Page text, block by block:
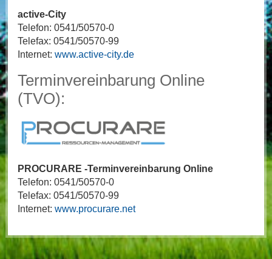
active-City
Telefon: 0541/50570-0
Telefax: 0541/50570-99
Internet: www.active-city.de
Terminvereinbarung Online
(TVO):
PROCURARE -Terminvereinbarung Online
Telefon: 0541/50570-0
Telefax: 0541/50570-99
Internet: www.procurare.net